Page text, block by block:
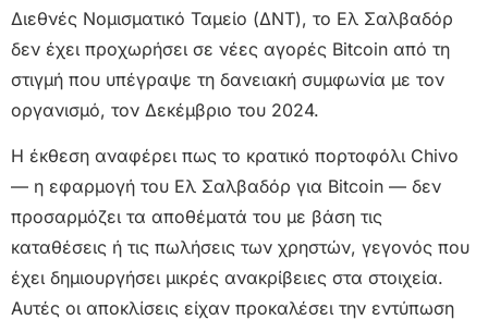
Διεθνές Νομισματικό Ταμείο (ΔΝΤ), το Ελ Σαλβαδόρ
δεν έχει προχωρήσει σε νέες αγορές Bitcoin από τη
στιγμή που υπέγραψε τη δανειακή συμφωνία με τον
οργανισμό, τον Δεκέμβριο του 2024.
Η έκθεση αναφέρει πως το κρατικό πορτοφόλι Chivo
— η εφαρμογή του Ελ Σαλβαδόρ για Bitcoin — δεν
προσαρμόζει τα αποθέματά του με βάση τις
καταθέσεις ή τις πωλήσεις των χρηστών, γεγονός που
έχει δημιουργήσει μικρές ανακρίβειες στα στοιχεία.
Αυτές οι αποκλίσεις είχαν προκαλέσει την εντύπωση